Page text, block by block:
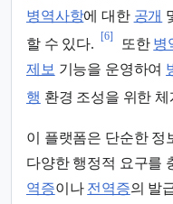
병역사항에 대한 공개
할 수 있다.
[6]
또한 병
제보 기능을 운영하여
행 환경 조성을 위한
이 플랫폼은 단순한 정
다양한 행정적 요구를
역증이나 전역증의 발